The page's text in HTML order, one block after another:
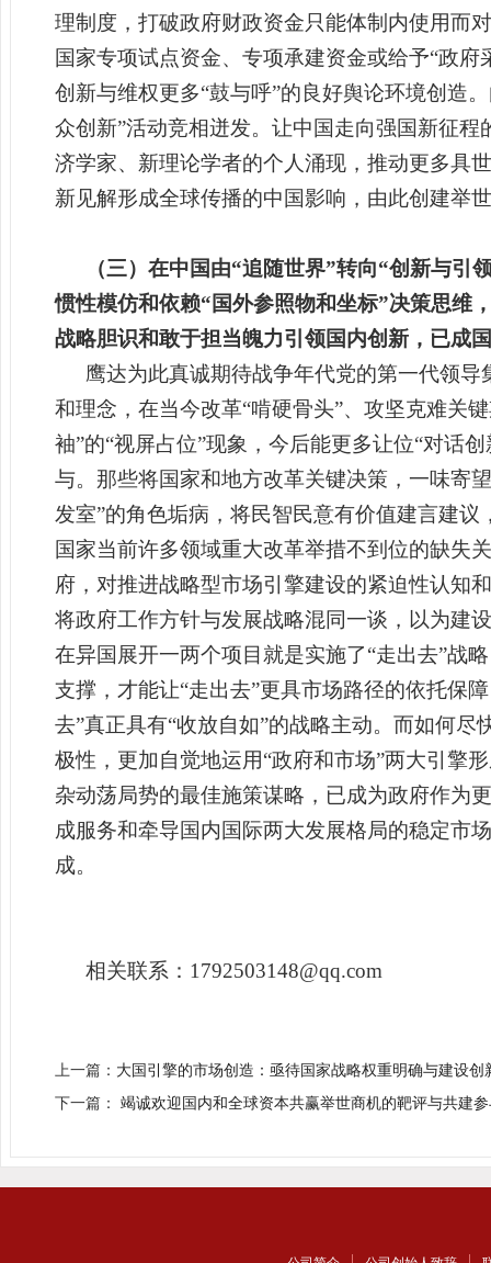
理制度，打破政府财政资金只能体制内使用而
国家专项试点资金、专项承建资金或给予“政
创新与维权更多“鼓与呼”的良好舆论环境创造
众创新”活动竞相迸发。让中国走向强国新征
济学家、新理论学者的个人涌现，推动更多具
新见解形成全球传播的中国影响，由此创建举
（三）在中国由“追随世界”转向“创新与
惯性模仿和依赖“国外参照物和坐标”决策思维
战略胆识和敢于担当魄力引领国内创新，已成
鹰达为此真诚期待战争年代党的第一代领
和理念，在当今改革“啃硬骨头”、攻坚克难关
袖”的“视屏占位”现象，今后能更多让位“对话
与。那些将国家和地方改革关键决策，一味寄
发室”的角色垢病，将民智民意有价值建言建
国家当前许多领域重大改革举措不到位的缺失
府，对推进战略型市场引擎建设的紧迫性认知
将政府工作方针与发展战略混同一谈，以为建
在异国展开一两个项目就是实施了“走出去”战
支撑，才能让“走出去”更具市场路径的依托保
去”真正具有“收放自如”的战略主动。而如何
极性，更加自觉地运用“政府和市场”两大引擎
杂动荡局势的最佳施策谋略，已成为政府作为
成服务和牵导国内国际两大发展格局的稳定市
成。
相关联系：1792503148@qq.com
上一篇： 大国引擎的市场创造：亟待国家战略权重明确与建设创
下一篇：
竭诚欢迎国内和全球资本共赢举世商机的靶评与共建